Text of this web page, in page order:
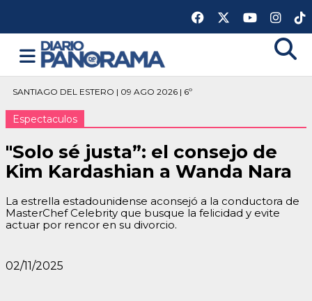
SANTIAGO DEL ESTERO | 09 AGO 2026 | 6º
Espectaculos
"Solo sé justa”: el consejo de
Kim Kardashian a Wanda Nara
La estrella estadounidense aconsejó a la conductora de
MasterChef Celebrity que busque la felicidad y evite
actuar por rencor en su divorcio.
02/11/2025